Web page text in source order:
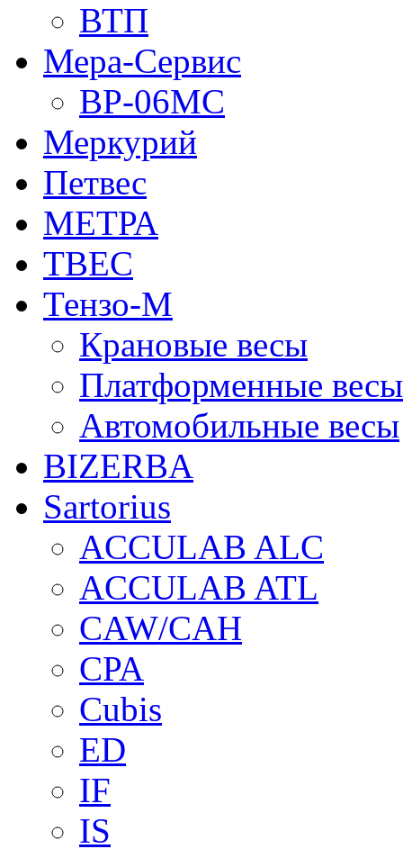
ВТП
Мера-Сервис
ВР-06МС
Меркурий
Петвес
МЕТРА
ТВЕС
Тензо-М
Крановые весы
Платформенные весы
Автомобильные весы
BIZERBA
Sartorius
ACCULAB ALC
ACCULAB ATL
CAW/CAH
CPA
Cubis
ED
IF
IS